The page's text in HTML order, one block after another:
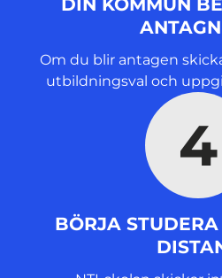
Om du blir antagen
utbildningsval och
4
BÖRJA